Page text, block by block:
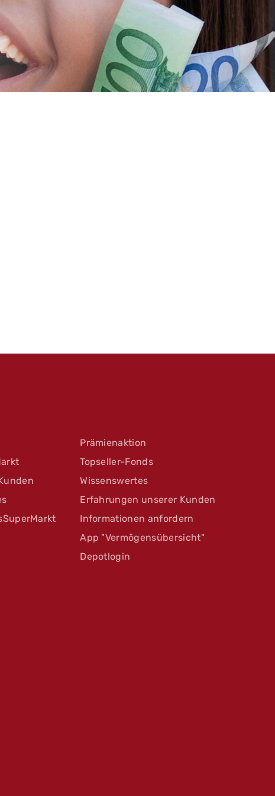
Prämienaktion
Topseller-Fonds
Wissenswertes
Erfahrungen unserer Kunden
Informationen anfordern
App "Vermögensübersicht"
Depotlogin